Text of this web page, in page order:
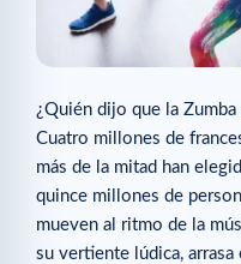
¿Quién dijo que la Zumba
Cuatro millones de
más de la mitad han
quince millones de
mueven al ritmo de la
su vertiente lúdica,